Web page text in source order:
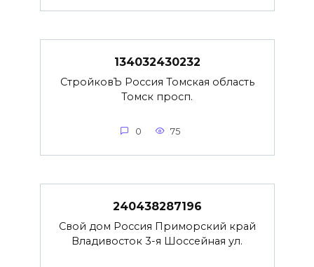
134032430232
СтройковЪ Россия Томская область
Томск просп.
0 75
240438287196
Свой дом Россия Приморский край
Владивосток 3-я Шоссейная ул.